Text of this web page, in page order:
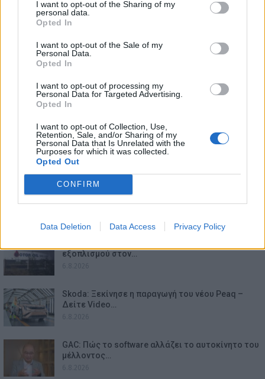
I want to opt-out of the Sharing of my
personal data.
Opted In
I want to opt-out of the Sale of my
Personal Data.
Opted In
I want to opt-out of processing my
Personal Data for Targeted Advertising.
Opted In
I want to opt-out of Collection, Use,
Retention, Sale, and/or Sharing of my
Personal Data that Is Unrelated with the
Purposes for which it was collected.
Opted Out
CONFIRM
Data Deletion Data Access Privacy Policy
ΕΠΙΚΑΙΡΟΤΗΤΑ
Ο Alain Favey αποκλειστικά στα Auto Express /
MotorOne: Το…
εξοπλισμού στον…
Skoda: Ξεκίνησε η παραγωγή του νέου Peaq –
Δείτε Video…
GAC: Πώς το software αλλάζει το αυτοκίνητο του
μέλλοντος…